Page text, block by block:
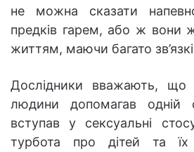
не можна сказати
предків гарем, або ж вони
життям, маючи багато
Дослідники вважають, що
людини допомагав
вступав у сексуальні
турбота про дітей та